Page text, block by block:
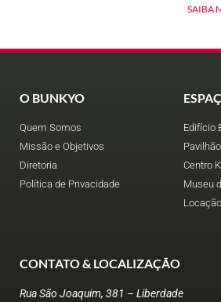
SAIBA
O BUNKYO
Quem Somos
Missão e Objetivos
Diretoria
Política de Privacidade
Edifício
Centro
Museu
CONTATO & LOCALIZAÇÃO
Rua São Joaquim, 381 – Liberdade